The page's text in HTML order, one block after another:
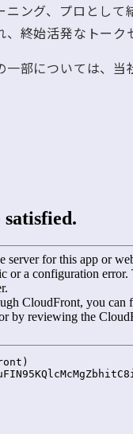
ング、プロとし
終始活発なトーク
部については、当